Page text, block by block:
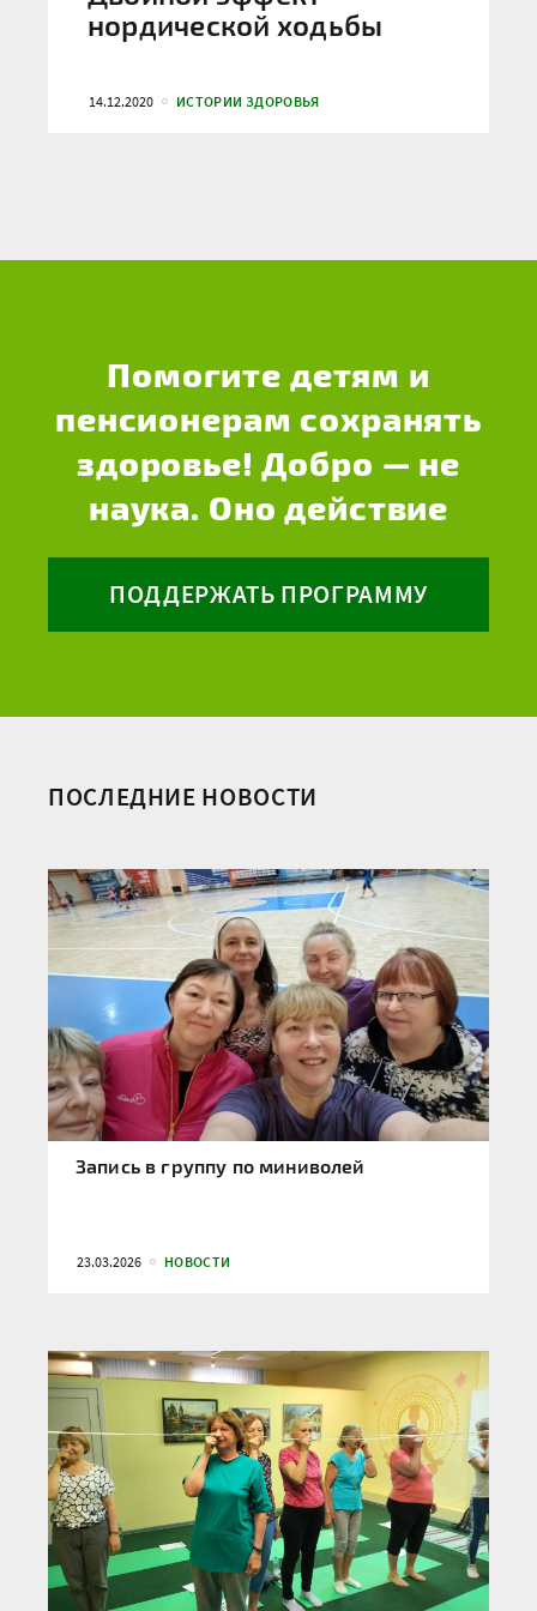
нордической ходьбы
14.12.2020 ИСТОРИИ ЗДОРОВЬЯ
Помогите детям и
пенсионерам сохранять
здоровье! Добро — не
наука. Оно действие
ПОДДЕРЖАТЬ ПРОГРАММУ
ПОСЛЕДНИЕ НОВОСТИ
Запись в группу по миниволей
23.03.2026 НОВОСТИ